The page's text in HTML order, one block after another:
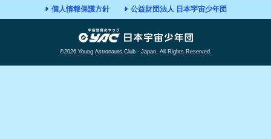
個人情報保護方針 公益財団法人 日本宇宙少年団
©2026 Young Astronauts Club - Japan, All Rights Reserved.